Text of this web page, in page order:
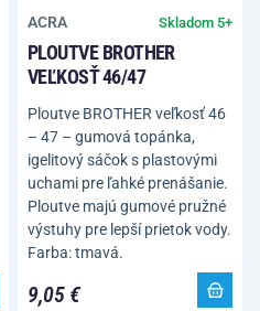
ACRA Skladom 5+
PLOUTVE BROTHER
VEĽKOSŤ 46/47
Ploutve BROTHER veľkosť 46
– 47 – gumová topánka,
igelitový sáčok s plastovými
uchami pre ľahké prenášanie.
Ploutve majú gumové pružné
výstuhy pre lepší prietok vody.
Farba: tmavá.
9,05 €